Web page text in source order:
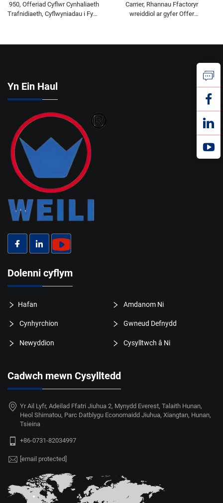
950, Offeriad Cyflwr Cynhaliaeth
Trafnidiaeth, Cyflwyniadau i Fynd
Carrier, Rhannau Ffactoryr
wreiddiol ar gyfer Offer
Yn Ein Haul
Dolenni cyflym
Hafan Amdanom Ni
Cynhyrchion Gwneud Defnydd
Newyddion Cysylltwch â Ni
Cadwch mewn Cysylltedd
Yr Ail Lyfr, Adeilad Ffatri Jiuhua 2, Mynydd Everest, Talaith Hunan,
Heol Shimatou, Parc Datblygu Economaidd Jiuhua, Xiangtan, Hunan,
Tsieina
+86-0731-82034997
[email protected]